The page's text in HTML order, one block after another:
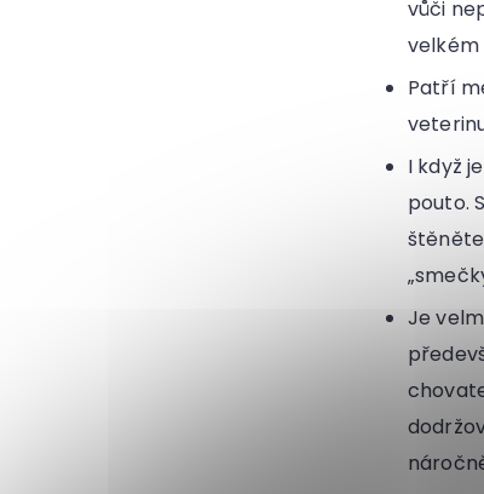
vůči
velkém
Patří
I když
pouto.
Je